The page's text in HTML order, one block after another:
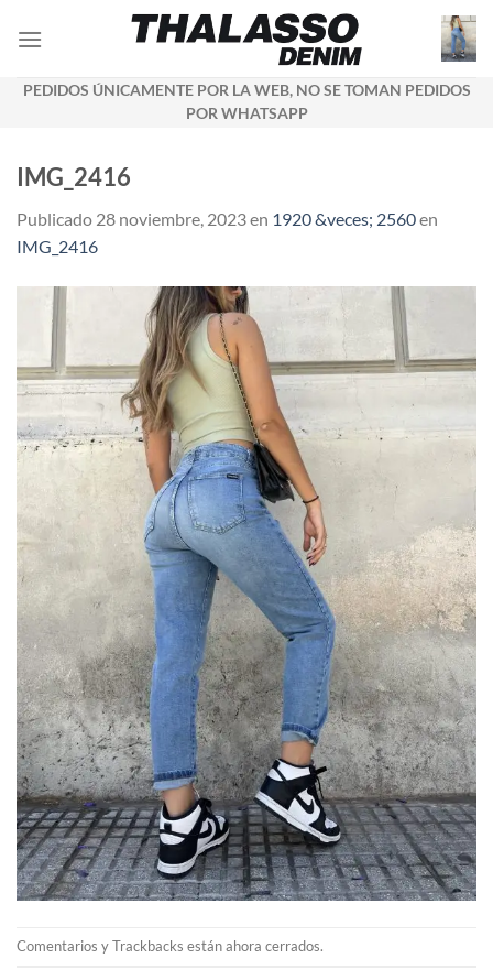
PEDIDOS ÚNICAMENTE POR LA WEB, NO SE TOMAN PEDIDOS
POR WHATSAPP
IMG_2416
Publicado 28 noviembre, 2023en 1920 &veces; 2560en
IMG_2416
Comentarios y Trackbacks están ahora cerrados.